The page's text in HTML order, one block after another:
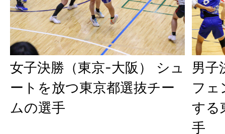
女子決勝（東京-大阪） シュ
ートを放つ東京都選抜チー
ムの選手
男子
フェ
する
手